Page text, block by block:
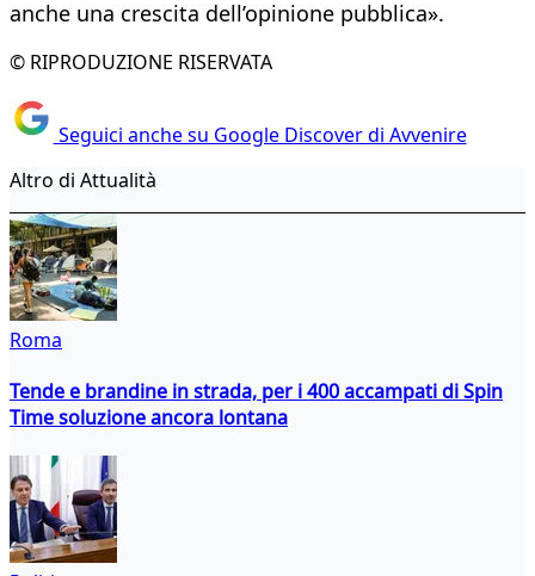
anche una crescita dell’opinione pubblica».
© RIPRODUZIONE RISERVATA
Seguici anche su Google Discover di Avvenire
Altro di Attualità
Roma
Tende e brandine in strada, per i 400 accampati di Spin
Time soluzione ancora lontana